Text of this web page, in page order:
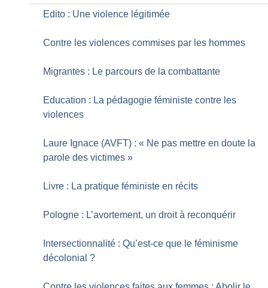
Edito : Une violence légitimée
Contre les violences commises par les hommes
Migrantes : Le parcours de la combattante
Education : La pédagogie féministe contre les
violences
Laure Ignace (AVFT) : « Ne pas mettre en doute la
parole des victimes »
Livre : La pratique féministe en récits
Pologne : L’avortement, un droit à reconquérir
Intersectionnalité : Qu’est-ce que le féminisme
décolonial ?